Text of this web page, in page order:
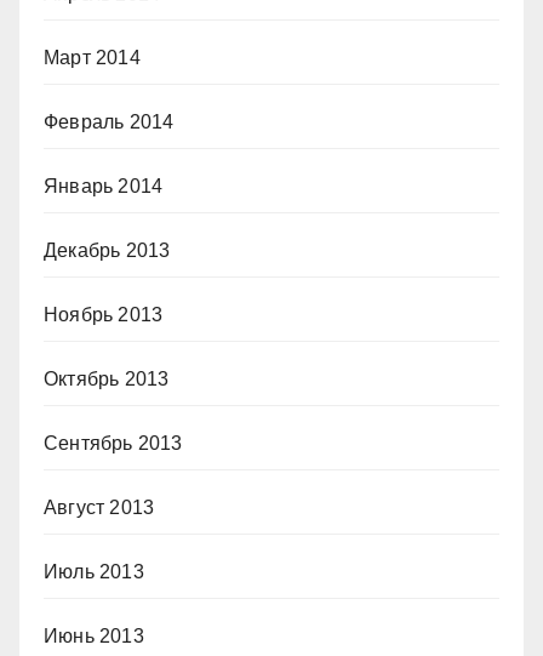
Март 2014
Февраль 2014
Январь 2014
Декабрь 2013
Ноябрь 2013
Октябрь 2013
Сентябрь 2013
Август 2013
Июль 2013
Июнь 2013